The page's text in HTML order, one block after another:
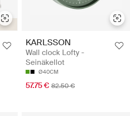
KARLSSON
Wall clock Lofty -
Seinäkellot
Ø40CM
57.75 € 82.50 €